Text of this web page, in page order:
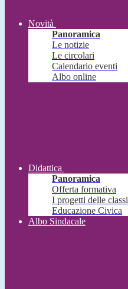
Novità
Panoramica
Le notizie
Le circolari
Calendario eventi
Albo online
Didattica
Panoramica
Offerta formativa
I progetti delle classi
Educazione Civica
Albo Sindacale